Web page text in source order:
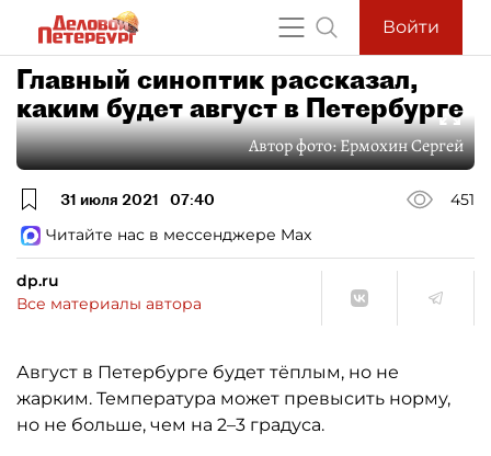
Войти
Главный синоптик рассказал,
каким будет август в Петербурге
Автор фото:Ермохин Сергей
31 июля 2021 07:40
451
Читайте нас в мессенджере Max
dp.ru
Все материалы автора
Август в Петербурге будет тёплым, но не
жарким. Температура может превысить норму,
но не больше, чем на 2–3 градуса.